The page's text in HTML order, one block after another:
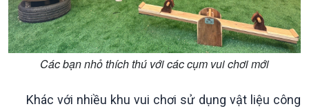
Các bạn nhỏ thích thú với các cụm vui chơi mới
Khác với nhiều khu vui chơi sử dụng vật liệu công